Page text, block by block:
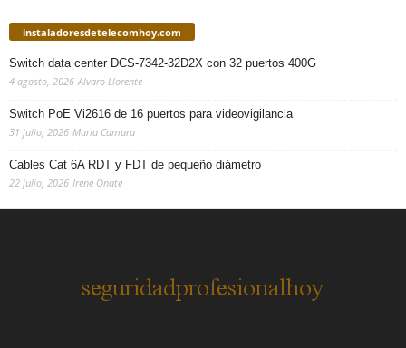
instaladoresdetelecomhoy.com
Switch data center DCS-7342-32D2X con 32 puertos 400G
4 agosto, 2026 Alvaro Llorente
Switch PoE Vi2616 de 16 puertos para videovigilancia
31 julio, 2026 Maria Camara
Cables Cat 6A RDT y FDT de pequeño diámetro
22 julio, 2026 Irene Onate